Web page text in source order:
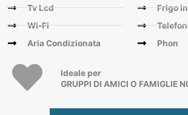
Tv Lcd
Wi-Fi
Aria Condizionata
Frigo
Phon
Ideale per
GRUPPI DI AMICI O FAMIGLIE